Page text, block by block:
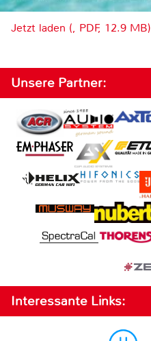
Jetzt laden (, PDF, 12.9 MB)
Unsere Partner:
Interessante Links: